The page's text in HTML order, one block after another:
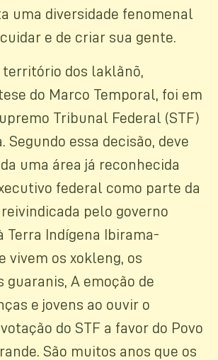
uma diversidade fenomenal
e de criar sua gente.
território dos laklãnõ,
do Marco Temporal, foi em
Tribunal Federal (STF)
Segundo essa decisão, deve
uma área já reconhecida
federal como parte da
pelo governo
Terra Indígena Ibirama-
vivem os xokleng, os
guaranis, A emoção de
e jovens ao ouvir o
do STF a favor do Povo
São muitos anos que os